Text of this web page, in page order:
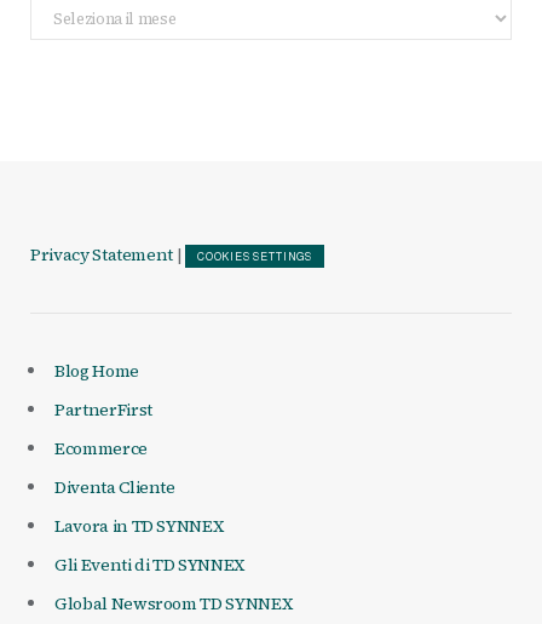
Archivio
Articoli
Privacy Statement | COOKIES SETTINGS
Blog Home
PartnerFirst
Ecommerce
Diventa Cliente
Lavora in TD SYNNEX
Gli Eventi di TD SYNNEX
Global Newsroom TD SYNNEX